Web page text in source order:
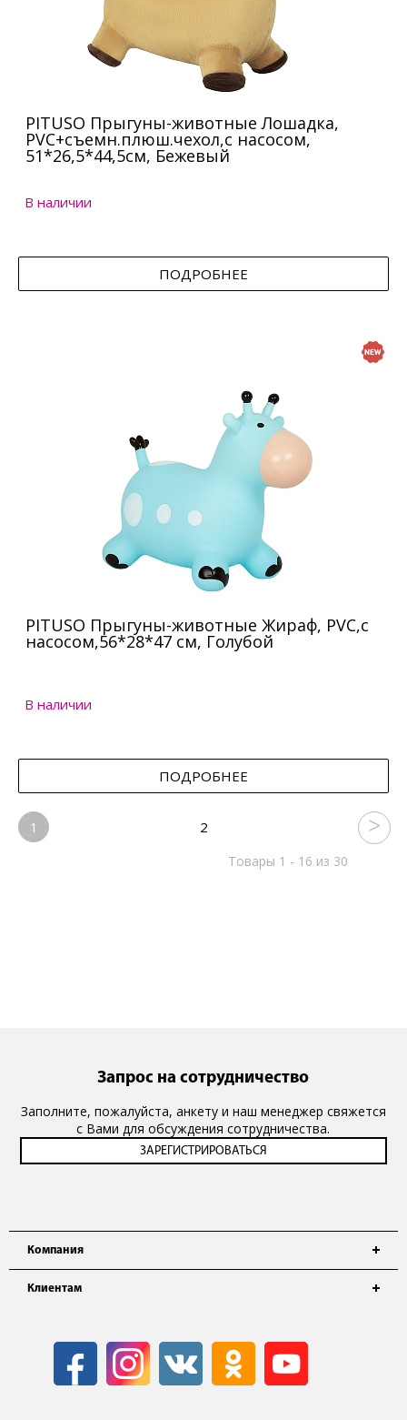
PITUSO Прыгуны-животные Лошадка,
PVC+съемн.плюш.чехол,с насосом,
51*26,5*44,5см, Бежевый
В наличии
ПОДРОБНЕЕ
PITUSO Прыгуны-животные Жираф, PVC,с
насосом,56*28*47 см, Голубой
В наличии
ПОДРОБНЕЕ
1 2
Товары 1 - 16 из 30
Компания
Клиентам
Запрос на сотрудничество
Заполните, пожалуйста, анкету и наш менеджер свяжется
с Вами для обсуждения сотрудничества.